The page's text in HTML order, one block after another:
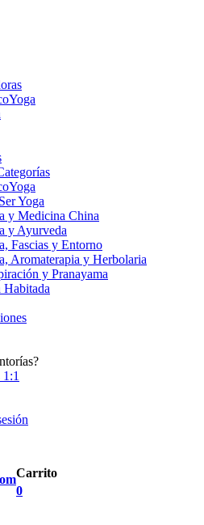
Yoga
y Medicina China
y Ayurveda
Fascias y Entorno
Aromaterapia y Herbolaria
y Pranayama
Habitada
Carrito
0